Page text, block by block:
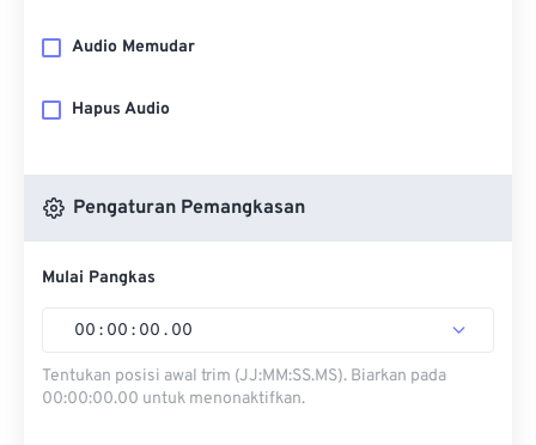
Audio Memudar
Hapus Audio
Pengaturan Pemangkasan
Mulai Pangkas
00 : 00 : 00 . 00
Tentukan posisi awal trim (JJ:MM:SS.MS). Biarkan pada
00:00:00.00 untuk menonaktifkan.